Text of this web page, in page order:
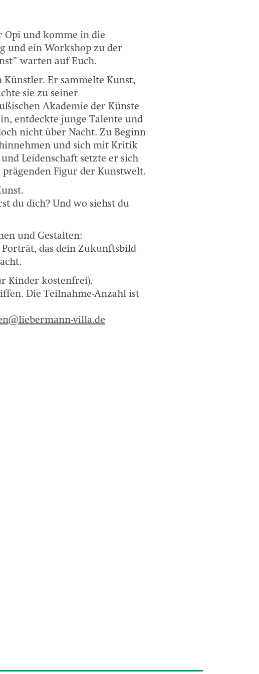
Opi und komme in die
und ein Workshop zu der
warten auf Euch.
Er sammelte Kunst,
sie zu seiner
Akademie der Künste
entdeckte junge Talente und
nicht über Nacht. Zu Beginn
und sich mit Kritik
Leidenschaft setzte er sich
Figur der Kunstwelt.
du dich? Und wo siehst du
und Gestalten:
das dein Zukunftsbild
Kinder kostenfrei).
Die Teilnahme-Anzahl ist
villa.de